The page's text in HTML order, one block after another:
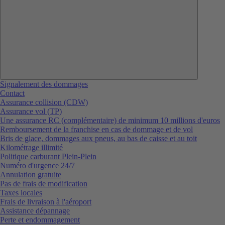
Signalement des dommages
Contact
Assurance collision (CDW)
Assurance vol (TP)
Une assurance RC (complémentaire) de minimum 10 millions d'euros
Remboursement de la franchise en cas de dommage et de vol
Bris de glace, dommages aux pneus, au bas de caisse et au toit
Kilométrage illimité
Politique carburant Plein-Plein
Numéro d'urgence 24/7
Annulation gratuite
Pas de frais de modification
Taxes locales
Frais de livraison à l'aéroport
Assistance dépannage
Perte et endommagement